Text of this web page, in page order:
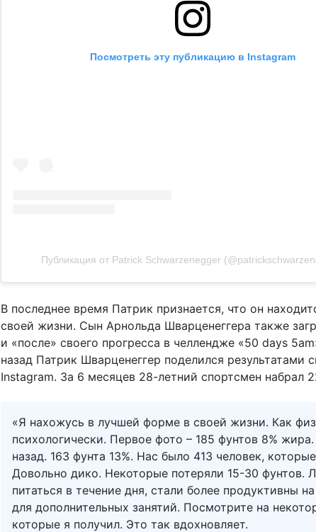
Посмотреть эту публикацию в Instagram
Публикация от Patrick Schwarzenegger
В последнее время Патрик признается, что он
своей жизни. Сын Арнольда Шварценеггера также
и «после» своего прогресса в челлендже «50 days
назад Патрик Шварценеггер поделился результатами
Instagram. За 6 месяцев 28-летний спортсмен набрал
«Я нахожусь в лучшей форме в своей жизни. Как
психологически. Первое фото – 185 фунтов 8%
назад. 163 фунта 13%. Нас было 413 человек,
Довольно дико. Некоторые потеряли 15-30 фунтов.
питаться в течение дня, стали более продуктивны
для дополнительных занятий. Посмотрите на
которые я получил. Это так вдохновляет.